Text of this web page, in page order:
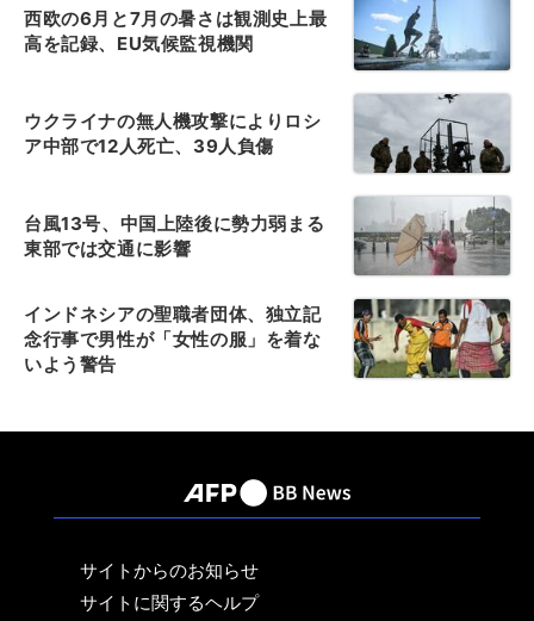
西欧の6月と7月の暑さは観測史上最
高を記録、EU気候監視機関
ウクライナの無人機攻撃によりロシ
ア中部で12人死亡、39人負傷
台風13号、中国上陸後に勢力弱まる
東部では交通に影響
インドネシアの聖職者団体、独立記
念行事で男性が「女性の服」を着な
いよう警告
サイトからのお知らせ
サイトに関するヘルプ